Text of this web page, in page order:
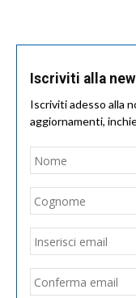
Iscriviti alla
Iscriviti adesso alla
aggiornamenti,
Nome
Email